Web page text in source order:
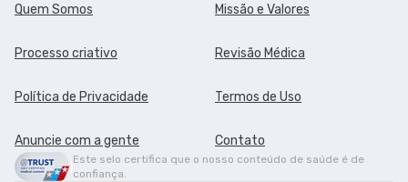
Quem Somos Missão e Valores
Processo criativo Revisão Médica
Política de Privacidade Termos de Uso
Anuncie com a gente Contato
Este selo certifica que o nosso conteúdo de saúde é de
confiança.